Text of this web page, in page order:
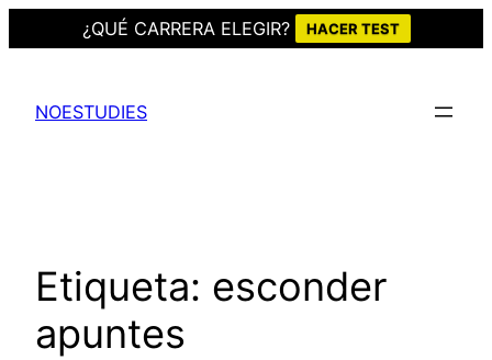
¿QUÉ CARRERA ELEGIR? HACER TEST
contenido
NOESTUDIES
Etiqueta: esconder
apuntes